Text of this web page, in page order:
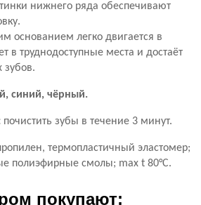
нижнего ряда обеспечивают
основанием легко двигается в
в труднодоступные места и достаёт
зубов.
синий, чёрный.
почистить зубы в течение 3 минут.
термопластичный эластомер;
полиэфирные смолы; max t 80°С.
покупают: